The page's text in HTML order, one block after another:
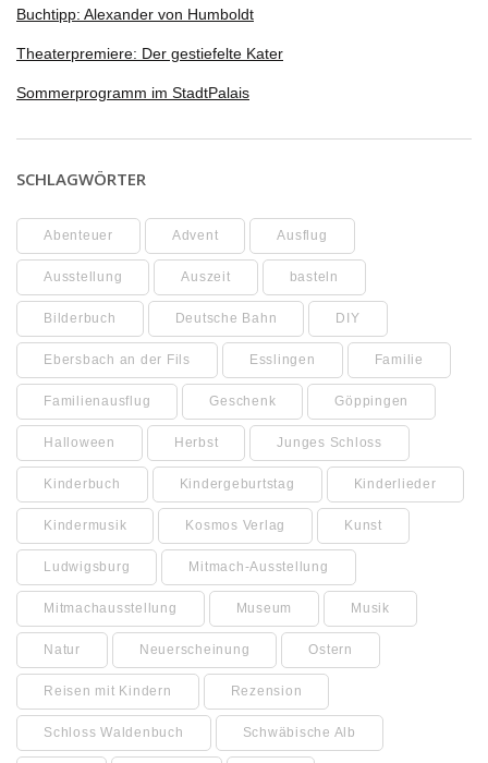
Buchtipp: Alexander von Humboldt
Theaterpremiere: Der gestiefelte Kater
Sommerprogramm im StadtPalais
SCHLAGWÖRTER
Abenteuer Advent Ausflug
Ausstellung Auszeit basteln
Bilderbuch Deutsche Bahn DIY
Ebersbach an der Fils Esslingen Familie
Familienausflug Geschenk Göppingen
Halloween Herbst Junges Schloss
Kinderbuch Kindergeburtstag Kinderlieder
Kindermusik Kosmos Verlag Kunst
Ludwigsburg Mitmach-Ausstellung
Mitmachausstellung Museum Musik
Natur Neuerscheinung Ostern
Reisen mit Kindern Rezension
Schloss Waldenbuch Schwäbische Alb